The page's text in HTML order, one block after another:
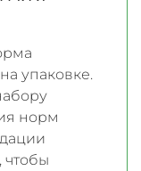
упаковке.
норм